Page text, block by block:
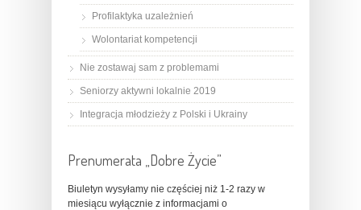
Profilaktyka uzależnień
Wolontariat kompetencji
Nie zostawaj sam z problemami
Seniorzy aktywni lokalnie 2019
Integracja młodzieży z Polski i Ukrainy
Prenumerata „Dobre Życie”
Biuletyn wysyłamy nie częściej niż 1-2 razy w
miesiącu wyłącznie z informacjami o